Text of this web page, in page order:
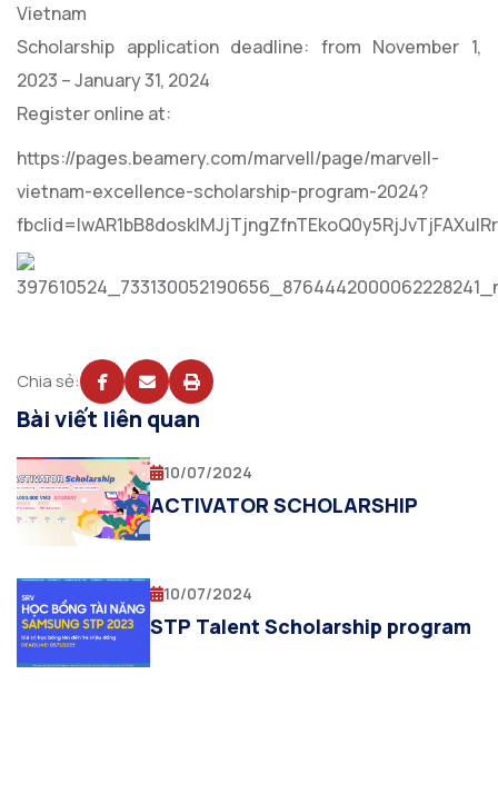
Vietnam
Scholarship application deadline: from November 1,
2023 – January 31, 2024
Register online at:
https://pages.beamery.com/marvell/page/marvell-
vietnam-excellence-scholarship-program-2024?
Chia sẻ:
Bài viết liên quan
10/07/2024
ACTIVATOR SCHOLARSHIP
10/07/2024
STP Talent Scholarship program